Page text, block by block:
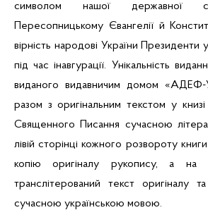
символом нашої державної
Пересопницькому Євангелії й
вірність народові України Президенти
під час інавгурації. Унікальність
виданого видавничим домом «АДЕФ-
разом з оригінальним текстом у
Священного Писання сучасною
лівій сторінці кожного розвороту
копію оригіналу рукопису, а на
транслітерований текст оригіналу
сучасною українською мовою.